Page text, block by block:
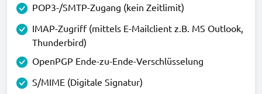
POP3-/SMTP-Zugang (kein Zeitlimit)
IMAP-Zugriff (mittels E-Mailclient z.B. MS Outlook,
Thunderbird)
OpenPGP Ende-zu-Ende-Verschlüsselung
S/MIME (Digitale Signatur)